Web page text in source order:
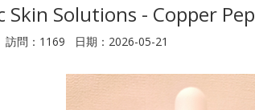
Skin Solutions - Copper
問：1169 日期：2026-05-21